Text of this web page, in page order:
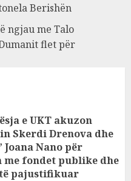
Berishën
ngjau me Talo
flet për
e UKT akuzon
Skerdi Drenova dhe
Joana Nano për
me fondet publike dhe
pajustifikuar